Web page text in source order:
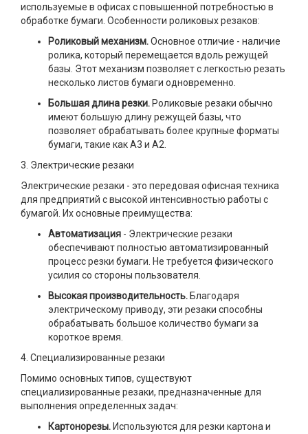
используемые в офисах с повышенной потребностью в
обработке бумаги. Особенности роликовых резаков:
Роликовый механизм.Основное отличие - наличие
ролика, который перемещается вдоль режущей
базы. Этот механизм позволяет с легкостью резать
несколько листов бумаги одновременно.
Большая длина резки. Роликовые резаки обычно
имеют большую длину режущей базы, что
позволяет обрабатывать более крупные форматы
бумаги, такие как A3 и A2.
3. Электрические резаки
Электрические резаки - это передовая офисная техника
для предприятий с высокой интенсивностью работы с
бумагой. Их основные преимущества:
Автоматизация - Электрические резаки
обеспечивают полностью автоматизированный
процесс резки бумаги. Не требуется физического
усилия со стороны пользователя.
Высокая производительность. Благодаря
электрическому приводу, эти резаки способны
обрабатывать большое количество бумаги за
короткое время.
4. Специализированные резаки
Помимо основных типов, существуют
специализированные резаки, предназначенные для
выполнения определенных задач:
Картонорезы. Используются для резки картона и